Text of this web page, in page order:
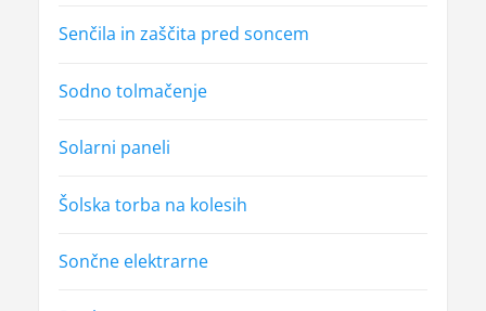
Senčila in zaščita pred soncem
Sodno tolmačenje
Solarni paneli
Šolska torba na kolesih
Sončne elektrarne